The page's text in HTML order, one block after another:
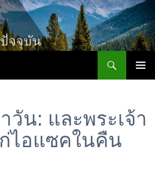
วัน: และพระเจ้า
ไอแซคในคืน